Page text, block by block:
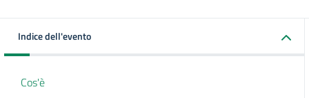
Indice dell'evento
Cos'è